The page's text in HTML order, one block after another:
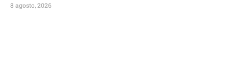
8 agosto, 2026